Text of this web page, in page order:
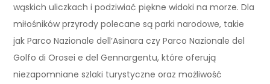
wąskich uliczkach i podziwiać piękne widoki na morze. Dla
miłośników przyrody polecane są parki narodowe, takie
jak Parco Nazionale dell’Asinara czy Parco Nazionale del
Golfo di Orosei e del Gennargentu, które oferują
niezapomniane szlaki turystyczne oraz możliwość